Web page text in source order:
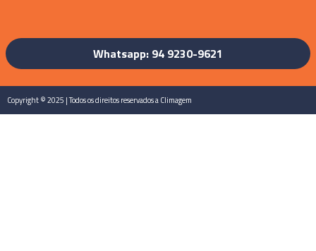
Whatsapp: 94 9230-9621
Copyright © 2025 | Todos os direitos reservados a Climagem